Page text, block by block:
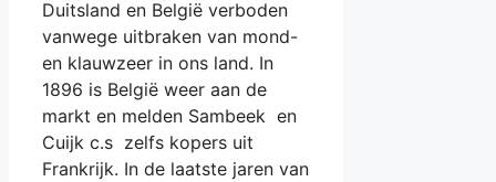
Duitsland en België verboden
vanwege uitbraken van mond-
en klauwzeer in ons land. In
1896 is België weer aan de
markt en melden Sambeek en
Cuijk c.s zelfs kopers uit
Frankrijk. In de laatste jaren van